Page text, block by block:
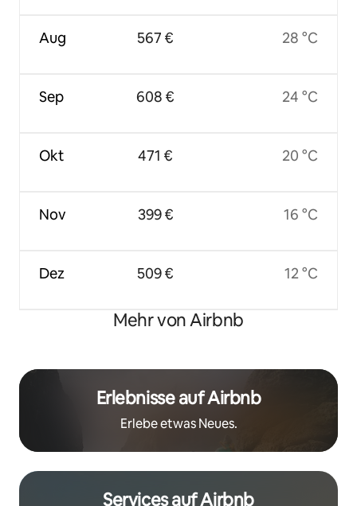
Aug
Sep
Okt
Nov
Dez
567 €
608 €
471 €
399 €
509 €
28 °C
24 °C
20 °C
16 °C
12 °C
Mehr von Airbnb
Erlebnisse auf Airbnb
Erlebe etwas Neues.
Services auf Airbnb